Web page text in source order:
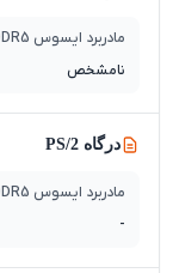
مادربرد ایسوس TUF GAMING B860-PLUS WIFI DDR5
نامشخص
درگاه PS/2
مادربرد ایسوس TUF GAMING B860-PLUS WIFI DDR5
-